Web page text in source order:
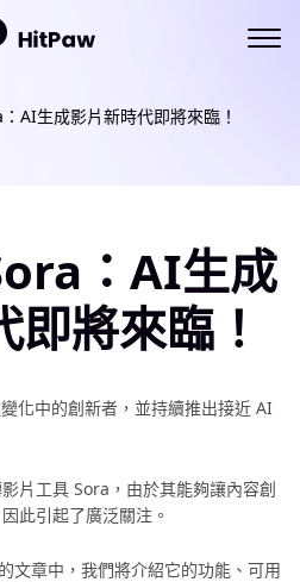
AI生成影片新時代即將來臨！
：AI生成
將來臨！
化中的創新者，並持續推出接近 AI
片工具 Sora，由於其能夠讓內容創
此引起了廣泛關注。
文章中，我們將介紹它的功能、可用